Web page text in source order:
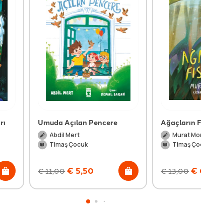
Umuda Açılan Pencere
Abdil Mert
Timaş Çocuk
€11,00 € 5,50
Ağaçların
Murat
Timaş
€13,00 €